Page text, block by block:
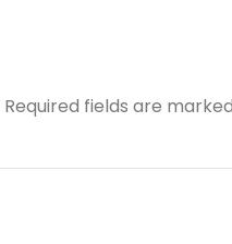
Required fields are marked